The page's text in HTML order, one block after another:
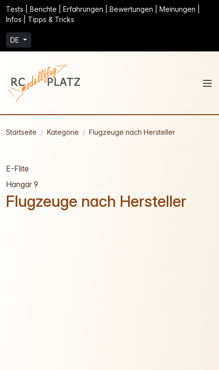
Tests | Berichte | Erfahrungen | Bewertungen | Meinungen |
Infos | Tipps & Tricks
DE
Startseite Kategorie Flugzeuge nach Hersteller
E-Flite
Hangar 9
Flugzeuge nach Hersteller